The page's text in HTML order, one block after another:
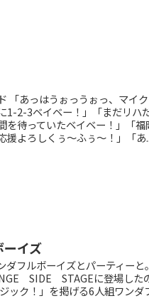
「あっはうぉっうぉっ、マイ
1-2-3ベイベー！」「まだリハ
を待っていたベイベー！」「
援よろしくぅ～ふぅ～！」「あ
ーイズ
ダフルボーイズとパーティー
SIDE STAGEに登場した
ック！」を掲げる6人組ワンダ